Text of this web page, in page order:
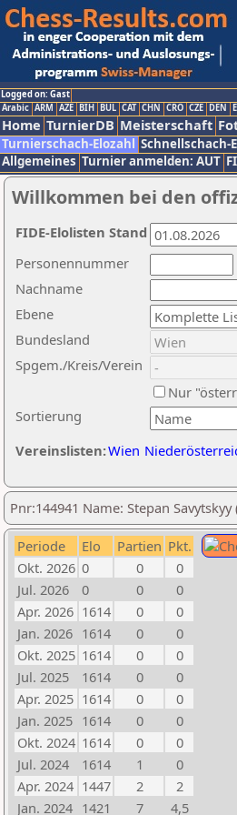
Logged on: Gast
Arabic ARM AZE BIH BUL CAT CHN CRO CZE DEN
Home TurnierDB Meisterschaft
Turnierschach-Elozahl Schnellschach-
Allgemeines Turnier anmelden: AUT
Willkommen bei den
Nachname
Ebene
Sortierung
Personennummer
Bundesland
Spgem./Kreis/Verein
Nur
Vereinslisten:Wien
FIDE-Elolisten Stand
Pnr:144941 Name: Stepan Savytskyy
Periode Elo Partien Pkt.
Okt. 2026 0 0
0
Jul. 2026
0 0
0
Apr. 2026 1614 0
0
Jan. 2026 1614 0
0
Okt. 2025 1614 0
0
Jul. 2025
1614 0
0
Apr. 2025 1614 0
0
Jan. 2025 1614 0
0
Okt. 2024 1614 0
0
Jul. 2024
1614 1
0
Apr. 2024 1447 2
2
Jan. 2024 1421 7 4,5